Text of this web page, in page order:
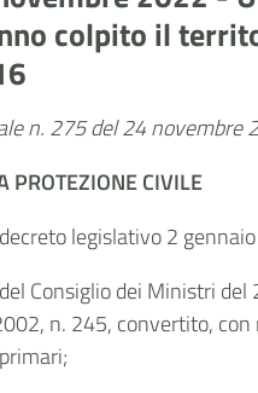
colpito il
n. 275 del 24 novembre
PROTEZIONE CIVILE
legislativo 2
Consiglio dei Ministri
n. 245, convertito,